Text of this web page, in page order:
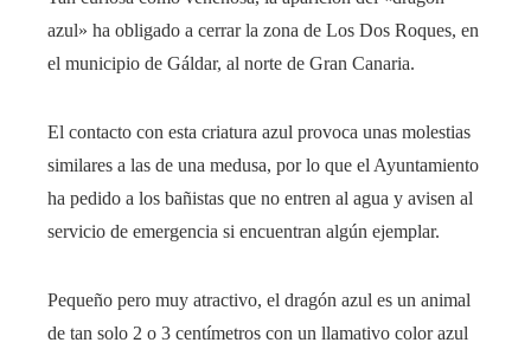
azul» ha obligado a cerrar la zona de Los Dos Roques, en
el municipio de Gáldar, al norte de Gran Canaria.
El contacto con esta criatura azul provoca unas molestias
similares a las de una medusa, por lo que el Ayuntamiento
ha pedido a los bañistas que no entren al agua y avisen al
servicio de emergencia si encuentran algún ejemplar.
Pequeño pero muy atractivo, el dragón azul es un animal
de tan solo 2 o 3 centímetros con un llamativo color azul